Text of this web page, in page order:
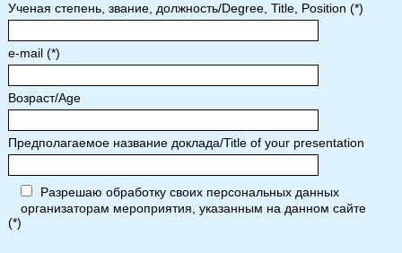
Ученая степень, звание, должность/Degree, Title, Position (*)
e-mail (*)
Возраст/Age
Предполагаемое название доклада/Title of your presentation
Разрешаю обработку своих персональных данных
организаторам мероприятия, указанным на данном сайте
(*)